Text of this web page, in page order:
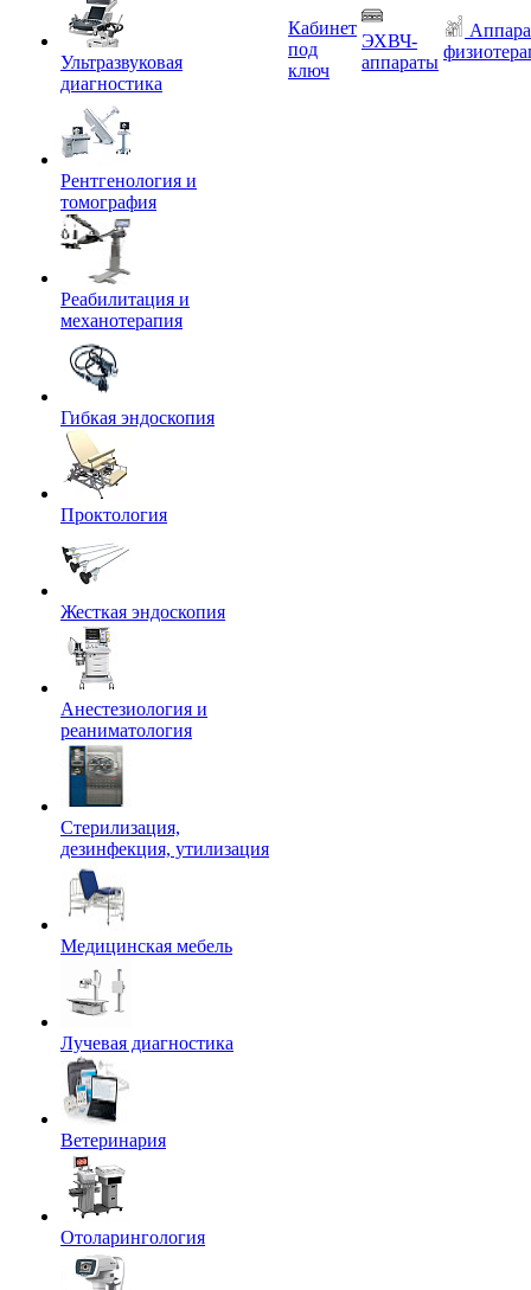
Ультразвуковая
диагностика
Рентгенология и
томография
Реабилитация и
механотерапия
Гибкая эндоскопия
Проктология
Жесткая эндоскопия
Анестезиология и
реаниматология
Стерилизация,
дезинфекция, утилизация
Медицинская мебель
Лучевая диагностика
Ветеринария
Отоларингология
Кабинет
под
ключ
ЭХВЧ-
аппараты